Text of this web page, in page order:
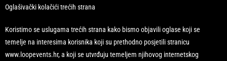
Oglašivački kolačići trećih strana
Koristimo se uslugama trećih strana kako bismo objavili oglase koji se
temelje na interesima korisnika koji su prethodno posjetili stranicu
www.loopevents.hr, a koji se utvrđuju temeljem njihovog internetskog